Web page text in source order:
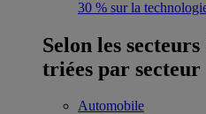
30 % sur la
Selon les secteurs
triées par secteur
Automobile